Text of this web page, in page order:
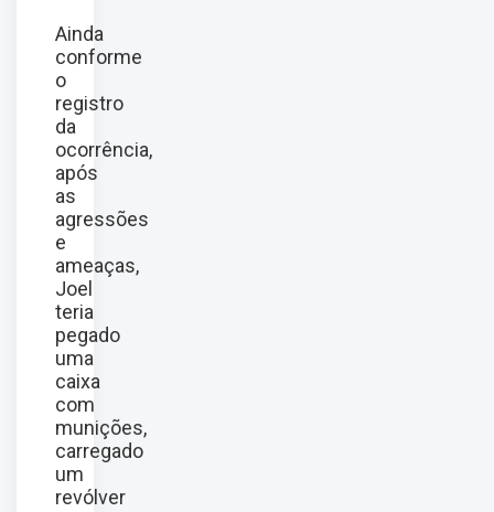
Ainda
conforme
o
registro
da
ocorrência,
após
as
agressões
e
ameaças,
Joel
teria
pegado
uma
caixa
com
munições,
carregado
um
revólver